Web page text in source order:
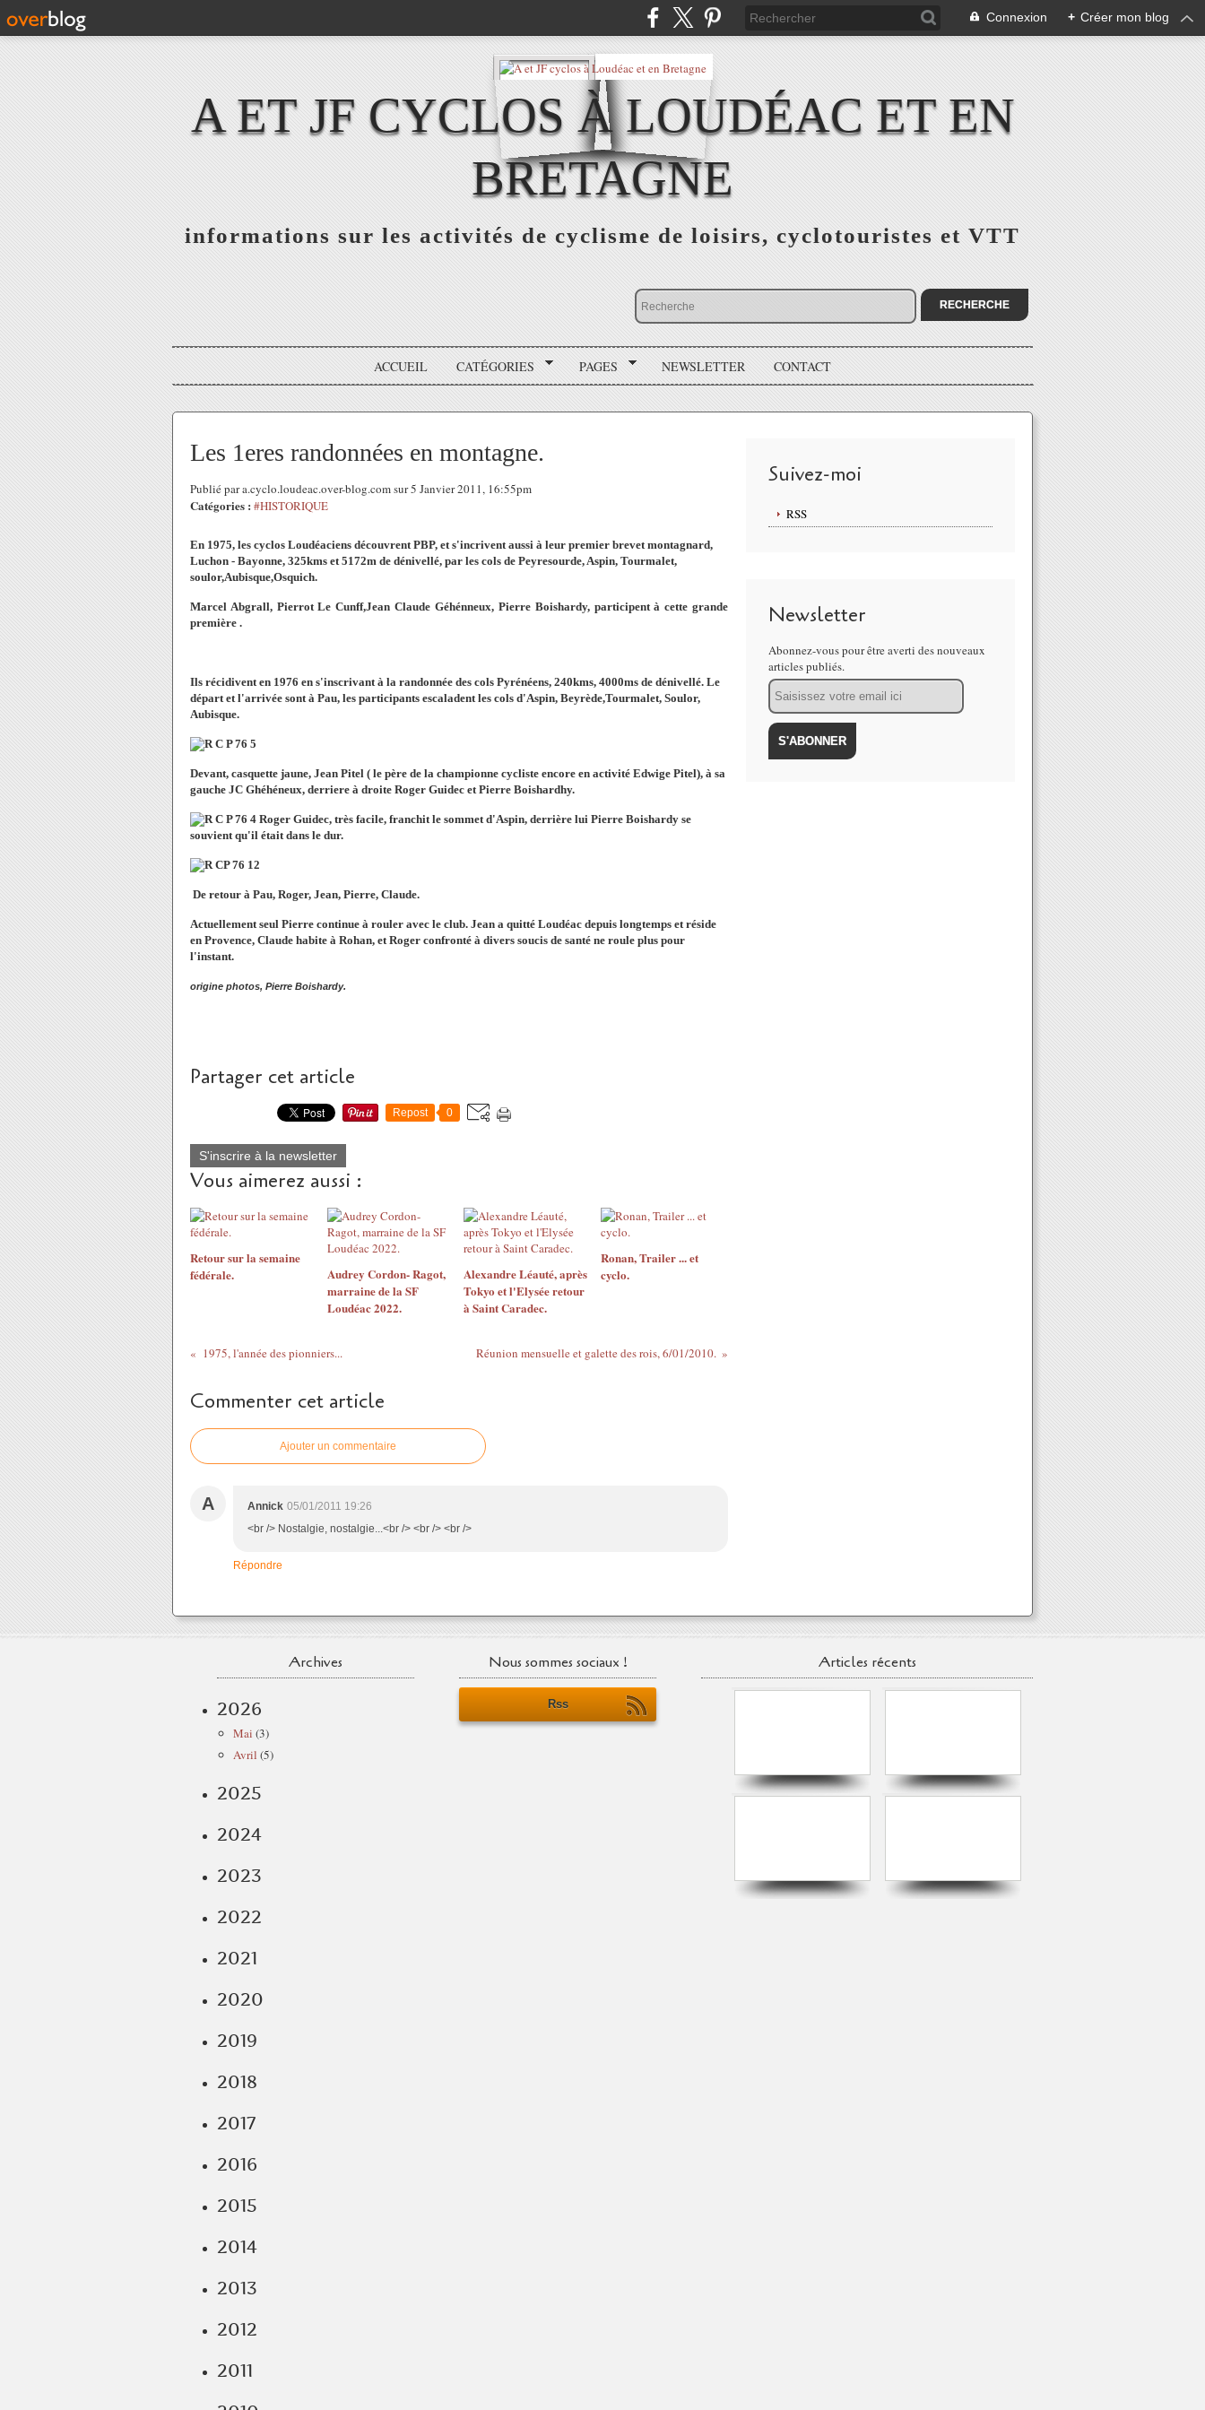
Connexion + Créer mon blog
A ET JF CYCLOS À LOUDÉAC ET EN
BRETAGNE
informations sur les activités de cyclisme de loisirs, cyclotouristes et VTT
ACCUEIL CATÉGORIES PAGES NEWSLETTER CONTACT
Les 1eres randonnées en montagne.
Publié par a.cyclo.loudeac.over-blog.com sur 5 Janvier 2011, 16:55pm
Catégories : #HISTORIQUE
En 1975, les cyclos Loudéaciens découvrent PBP, et s'incrivent aussi à leur premier brevet montagnard,
Luchon - Bayonne, 325kms et 5172m de dénivellé, par les cols de Peyresourde, Aspin, Tourmalet,
soulor,Aubisque,Osquich.
Marcel Abgrall, Pierrot Le Cunff,Jean Claude Géhénneux, Pierre Boishardy, participent à cette grande
première .
Ils récidivent en 1976 en s'inscrivant à la randonnée des cols Pyrénéens, 240kms, 4000ms de dénivellé. Le
départ et l'arrivée sont à Pau, les participants escaladent les cols d'Aspin, Beyrède,Tourmalet, Soulor,
Aubisque.
Devant, casquette jaune, Jean Pitel ( le père de la championne cycliste encore en activité Edwige Pitel), à sa
gauche JC Ghéhéneux, derriere à droite Roger Guidec et Pierre Boishardhy.
Roger Guidec, très facile, franchit le sommet d'Aspin, derrière lui Pierre Boishardy se
souvient qu'il était dans le dur.
De retour à Pau, Roger, Jean, Pierre, Claude.
Actuellement seul Pierre continue à rouler avec le club. Jean a quitté Loudéac depuis longtemps et réside
en Provence, Claude habite à Rohan, et Roger confronté à divers soucis de santé ne roule plus pour
l'instant.
origine photos, Pierre Boishardy.
Partager cet article
Repost 0
S'inscrire à la newsletter
Vous aimerez aussi :
Retour sur la semaine
fédérale.
Audrey Cordon- Ragot,
marraine de la SF
Loudéac 2022.
Alexandre Léauté, après
Tokyo et l'Elysée retour
à Saint Caradec.
Ronan, Trailer ... et
cyclo.
1975, l'année des pionniers... Réunion mensuelle et galette des rois, 6/01/2010.
Commenter cet article
Ajouter un commentaire
A Annick 05/01/2011 19:26
<br /> Nostalgie, nostalgie...<br /> <br /> <br />
Répondre
Suivez-moi
RSS
Newsletter
Abonnez-vous pour être averti des nouveaux
articles publiés.
Email
Archives
2026
Mai (3)
Avril (5)
2025
2024
2023
2022
2021
2020
2019
2018
2017
2016
2015
2014
2013
2012
2011
Nous sommes sociaux !
Rss
Articles récents